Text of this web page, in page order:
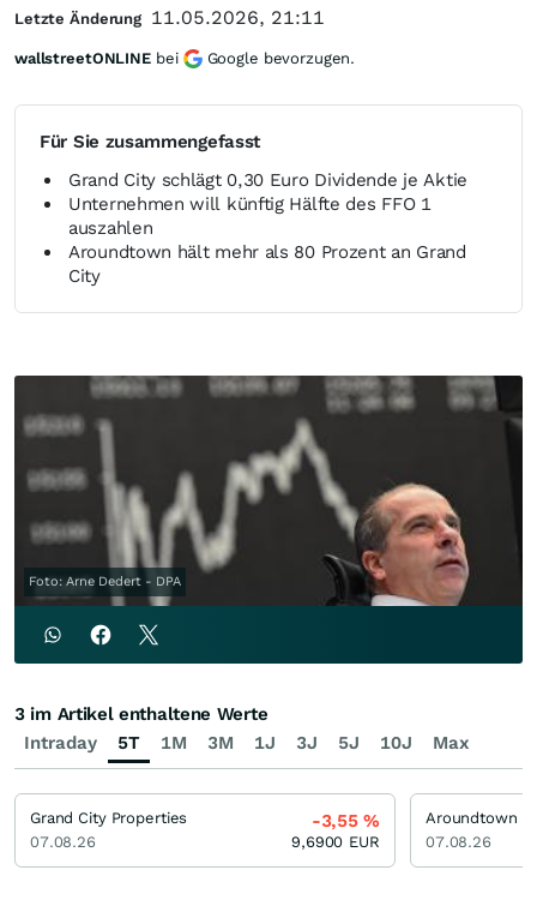
Für Sie zusammengefasst
Grand City schlägt 0,30 Euro Dividende je Aktie
Unternehmen will künftig Hälfte des FFO 1
auszahlen
Aroundtown hält mehr als 80 Prozent an Grand
City
Foto: Arne Dedert - DPA
Letzte Änderung 11.05.2026, 21:11
wallstreetONLINE bei Google bevorzugen.
Intraday 5T 1M 3M 1J 3J 5J 10J Max
3 im Artikel enthaltene Werte
Grand City Properties
07.08.26
-3,55%
9,6900 EUR
Aroundtown
07.08.26